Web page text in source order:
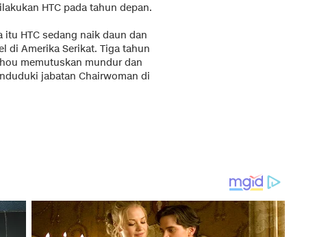
HTC pada tahun depan.
HTC sedang naik daun dan
di Amerika Serikat. Tiga tahun
memutuskan mundur dan
jabatan Chairwoman di